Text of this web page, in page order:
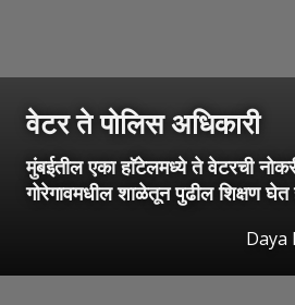
वेटर ते पोलिस अधिकारी
मुंबईतील एका हाॅटेलमध्ये ते वेटरची
गोरेगावमधील शाळेतून पुढील शिक्षण घेत